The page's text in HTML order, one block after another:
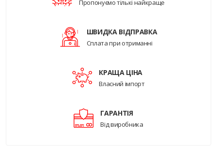
Пропонуємо тількі найкраще
ШВИДКА ВІДПРАВКА
Сплата при отриманні
КРАЩА ЦІНА
Власний імпорт
ГАРАНТІЯ
Від виробника